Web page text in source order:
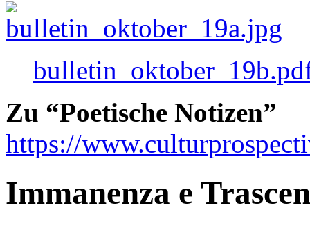
Zu “Poetische Notizen”
https://
Immanenza e